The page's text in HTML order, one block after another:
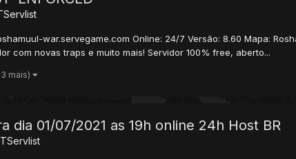
war.servegame.com Online: 24/7 Versão: 8.60 Mapa:
com novas traps e muito mais! Servidor 100% free, aberto...
mais)
dia 01/07/2021 as 19h online 24h Host BR